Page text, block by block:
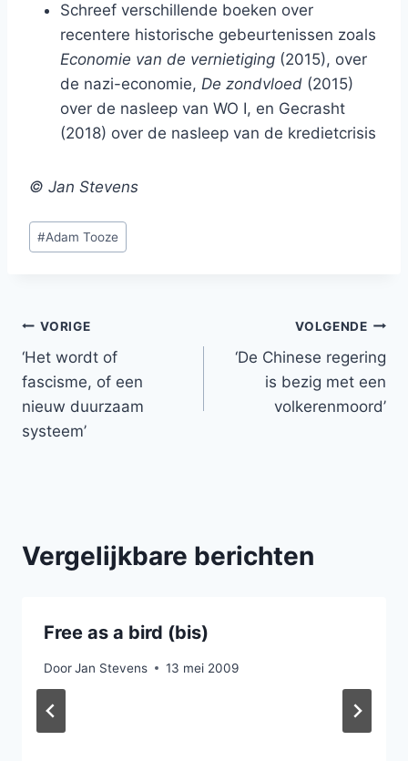
Schreef verschillende boeken over
recentere historische gebeurtenissen zoals
Economie van de vernietiging (2015), over
de nazi-economie, De zondvloed (2015)
over de nasleep van WO I, en Gecrasht
(2018) over de nasleep van de kredietcrisis
© Jan Stevens
Bericht
tags:
#Adam Tooze
Bericht
navigatie
VORIGE
‘Het wordt of
fascisme, of een
nieuw duurzaam
systeem’
VOLGENDE
‘De Chinese regering
is bezig met een
volkerenmoord’
Vergelijkbare berichten
Free as a bird (bis)
DoorJan Stevens 13 mei 2009